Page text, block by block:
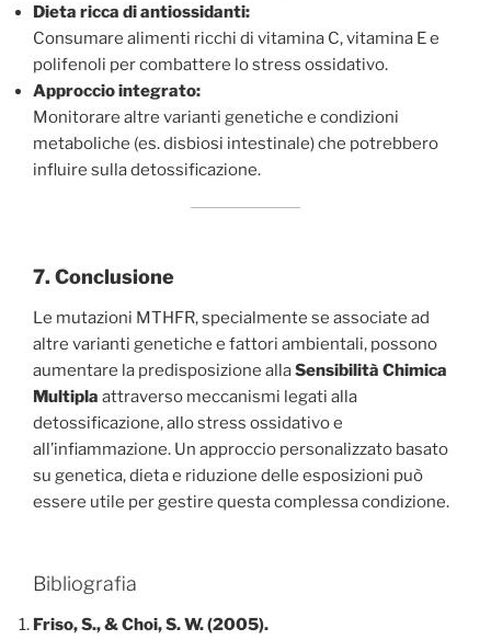
Dieta ricca di antiossidanti:
Consumare alimenti ricchi di vitamina C, vitamina E e
polifenoli per combattere lo stress ossidativo.
Approccio integrato:
Monitorare altre varianti genetiche e condizioni
metaboliche (es. disbiosi intestinale) che potrebbero
influire sulla detossificazione.
7. Conclusione
Le mutazioni MTHFR, specialmente se associate ad
altre varianti genetiche e fattori ambientali, possono
aumentare la predisposizione allaSensibilità Chimica
Multipla attraverso meccanismi legati alla
detossificazione, allo stress ossidativo e
all’infiammazione. Un approccio personalizzato basato
su genetica, dieta e riduzione delle esposizioni può
essere utile per gestire questa complessa condizione.
Bibliografia
Friso, S., & Choi, S. W. (2005).